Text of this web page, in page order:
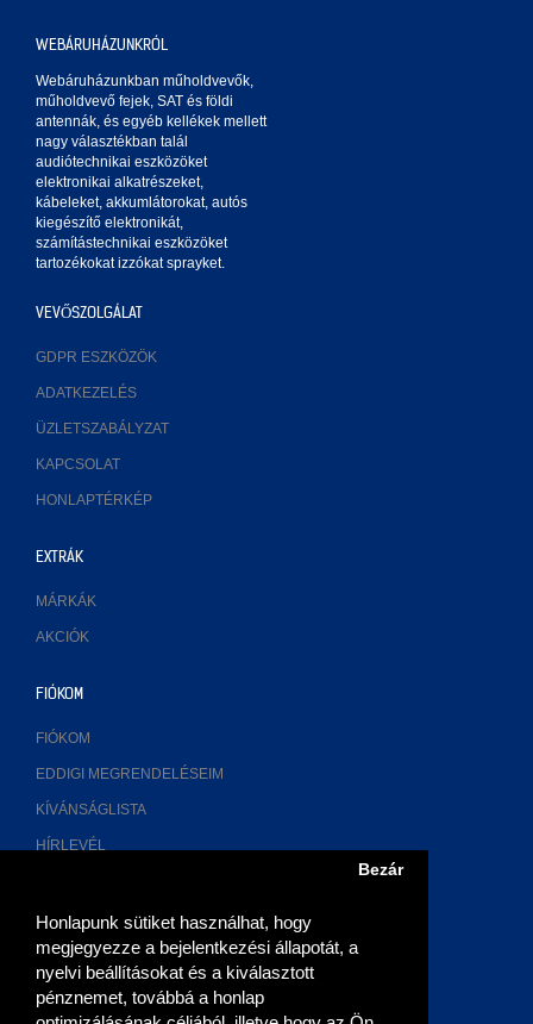
Honlapunk sütiket használhat, hogy
megjegyezze a bejelentkezési állapotát, a
nyelvi beállításokat és a kiválasztott
pénznemet, továbbá a honlap
Bezár
WEBÁRUHÁZUNKRÓL
Webáruházunkban műholdvevők,
műholdvevő fejek, SAT és földi
antennák, és egyéb kellékek mellett
nagy választékban talál
audiótechnikai eszközöket
elektronikai alkatrészeket,
kábeleket, akkumlátorokat, autós
kiegészítő elektronikát,
számítástechnikai eszközöket
tartozékokat izzókat sprayket.
VEVŐSZOLGÁLAT
GDPR ESZKÖZÖK
ADATKEZELÉS
ÜZLETSZABÁLYZAT
KAPCSOLAT
HONLAPTÉRKÉP
EXTRÁK
MÁRKÁK
AKCIÓK
FIÓKOM
FIÓKOM
EDDIGI MEGRENDELÉSEIM
KÍVÁNSÁGLISTA
HÍRLEVÉL
2700 Cegléd, Múzeum u. 3.
06 (53) 315-768, 06 20 9355-269